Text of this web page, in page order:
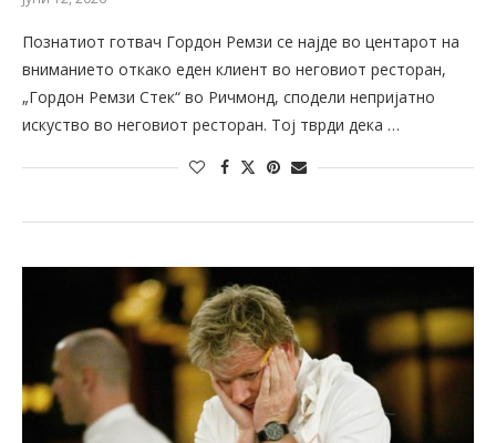
Познатиот готвач Гордон Ремзи се најде во центарот на
вниманието откако еден клиент во неговиот ресторан,
„Гордон Ремзи Стек“ во Ричмонд, сподели непријатно
искуство во неговиот ресторан. Тој тврди дека …